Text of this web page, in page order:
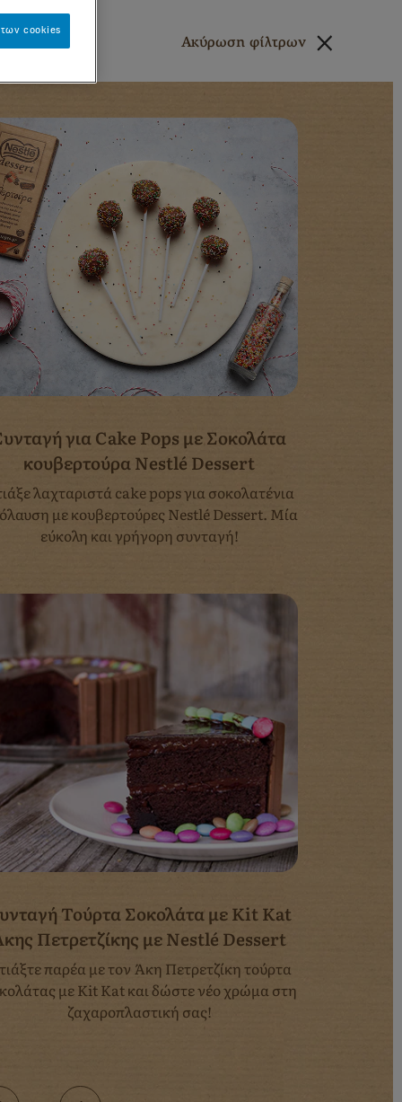
Ακύρωση φίλτρων
για Cake Pops με Σοκολάτα
κουβερτούρα Nestlé Dessert
λαχταριστά cake pops για σοκολατένια
με κουβερτούρες Nestlé Dessert. Μία
εύκολη και γρήγορη συνταγή!
Τούρτα Σοκολάτα με Kit Kat
Πετρετζίκης με Nestlé Dessert
παρέα με τον Άκη Πετρετζίκη τούρτα
με Kit Kat και δώστε νέο χρώμα στη
ζαχαροπλαστική σας!
cookies